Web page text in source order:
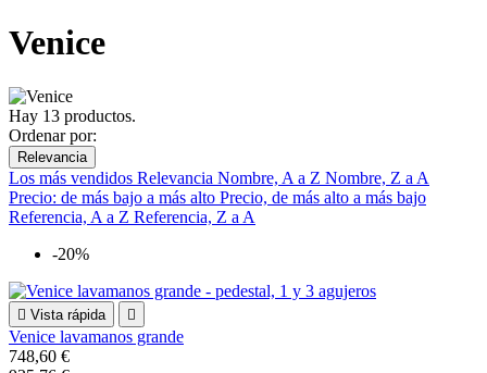
Venice
Hay 13 productos.
Ordenar por:
Relevancia
Los más vendidos Relevancia Nombre, A a Z Nombre, Z a A
Precio: de más bajo a más alto Precio, de más alto a más bajo
Referencia, A a Z Referencia, Z a A
-20%
 Vista rápida 
Venice lavamanos grande
748,60 €